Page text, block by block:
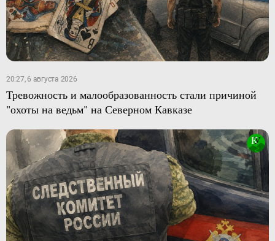
20:27, 6 августа 2026
Тревожность и малообразованность стали причиной
"охоты на ведьм" на Северном Кавказе